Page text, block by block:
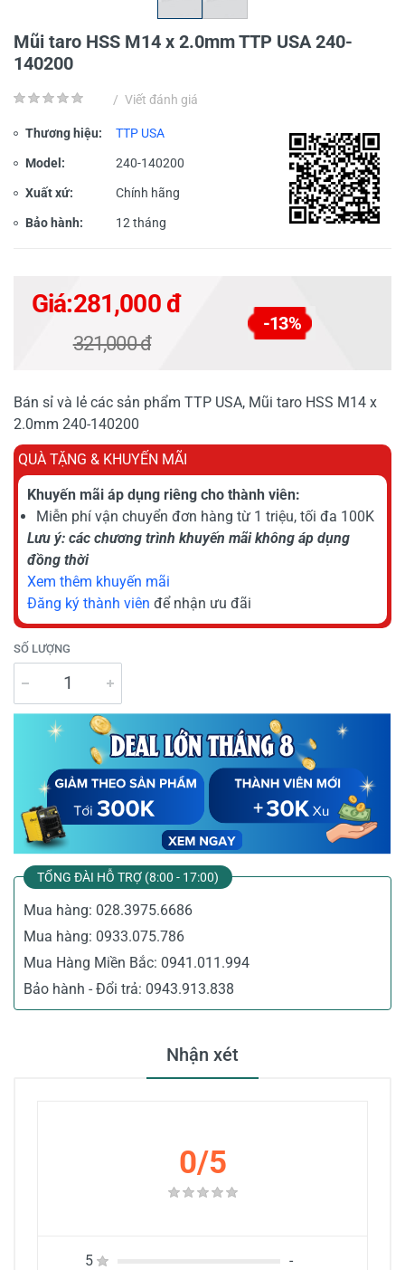
Mũi taro HSS M14 x 2.0mm TTP USA 240-
140200
/ Viết đánh giá
Thương hiệu: TTP USA
Model: 240-140200
Xuất xứ: Chính hãng
Bảo hành: 12 tháng
Giá:281,000 đ
321,000 đ
-13%
Bán sỉ và lẻ các sản phẩm TTP USA, Mũi taro HSS M14 x
2.0mm 240-140200
QUÀ TẶNG & KHUYẾN MÃI
Khuyến mãi áp dụng riêng cho thành viên:
Miễn phí vận chuyển đơn hàng từ 1 triệu, tối đa 100K
Lưu ý: các chương trình khuyến mãi không áp dụng
đồng thời
Xem thêm khuyến mãi
Đăng ký thành viên để nhận ưu đãi
SỐ LƯỢNG
TỔNG ĐÀI HỖ TRỢ (8:00 - 17:00)
Mua hàng: 028.3975.6686
Mua hàng: 0933.075.786
Mua Hàng Miền Bắc: 0941.011.994
Bảo hành - Đổi trả: 0943.913.838
Nhận xét
0/5
5
-